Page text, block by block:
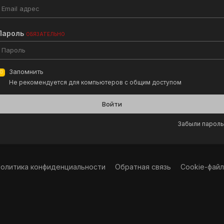
ОБЯЗАТЕЛЬНО
Запомнить
Не рекомендуется для компьютеров с общим доступом
Войти
Забыли
конфиденциальности Обратная связь Cookie-